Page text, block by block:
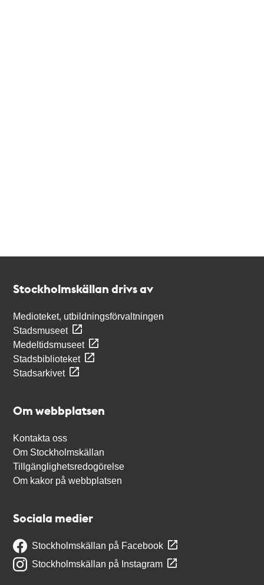
Stockholmskällan drivs av
Medioteket, utbildningsförvaltningen
Stadsmuseet
Medeltidsmuseet
Stadsbiblioteket
Stadsarkivet
Om webbplatsen
Kontakta oss
Om Stockholmskällan
Tillgänglighetsredogörelse
Om kakor på webbplatsen
Sociala medier
Stockholmskällan på Facebook
Stockholmskällan på Instagram